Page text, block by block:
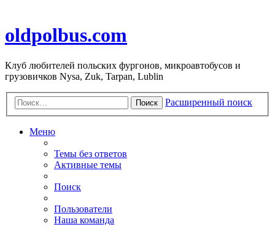
oldpolbus.com
Клуб любителей польских фургонов, микроавтобусов и
грузовичков Nysa, Zuk, Tarpan, Lublin
Поиск Расширенный поиск
Меню
Темы без ответов
Активные темы
Поиск
Пользователи
Наша команда